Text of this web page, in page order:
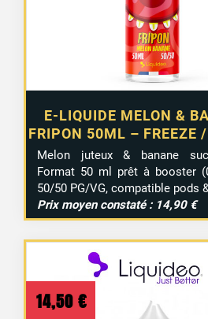
E-LIQUIDE MELON &
FRIPON 50ML – FREEZE
Melon juteux & banane
Format 50 ml prêt à booster
50/50 PG/VG, compatible pods
Prix moyen constaté : 14,90 €
14,50 €